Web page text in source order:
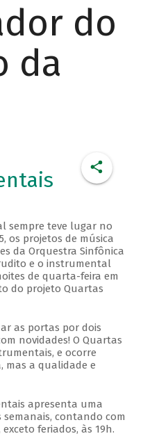
do
da
sempre teve lugar no
os projetos de música
da Orquestra Sinfônica
e o instrumental
de quarta-feira em
do projeto Quartas
as portas por dois
novidades! O Quartas
e ocorre
mas a qualidade e
apresenta uma
contando com
feriados, às 19h.